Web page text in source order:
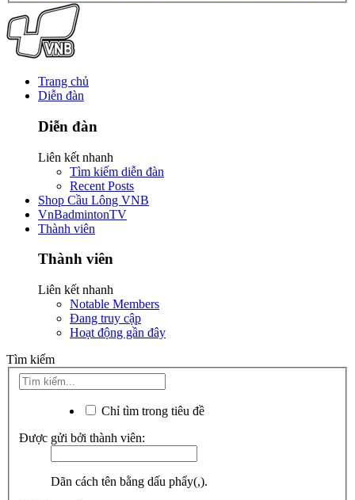
Trang chủ
Diễn đàn
Diễn đàn
Liên kết nhanh
Tìm kiếm diễn đàn
Recent Posts
Shop Cầu Lông VNB
VnBadmintonTV
Thành viên
Thành viên
Liên kết nhanh
Notable Members
Đang truy cập
Hoạt động gần đây
Tìm kiếm
Chỉ tìm trong tiêu đề
Được gửi bởi thành viên:
Dãn cách tên bằng dấu phẩy(,).